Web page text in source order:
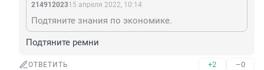
21491202315 апреля 2022, 10:14
Подтяните знания по экономике.
Подтяните ремни
ОТВЕТИТЬ +2 –0